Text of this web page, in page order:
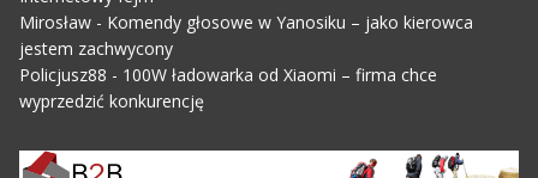
Mirosław- Komendy głosowe w Yanosiku – jako kierowca
jestem zachwycony
Policjusz88 - 100W ładowarka od Xiaomi – firma chce
wyprzedzić konkurencję